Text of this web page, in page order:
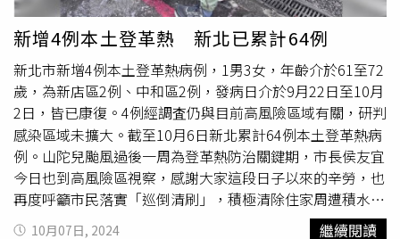
覺，診間加強詢問病患活動史與群聚史，並踴躍向本局領取
免費登革熱NS1快篩試劑，針對疑似登革熱患者輔助診斷，
以利衛生單位及時採取防治措施。
新增4例本土登革熱 新北已累計64例
新北市新增4例本土登革熱病例，1男3女，年齡介於61至72
歲，為新店區2例、中和區2例，發病日介於9月22日至10月
2日，皆已康復。4例經調査仍與目前高風險區域有關，研判
感染區域未擴大。截至10月6日新北累計64例本土登革熱病
例。山陀兒颱風過後一周為登革熱防治關鍵期，市長侯友宜
今日也到高風險區視察，感謝大家這段日子以來的辛勞，也
再度呼籲市民落實「巡倒清刷」，積極清除住家周遭積水容
器。近日衛生單位陸續查獲民眾戶外積水容器有孑孓，將依
10月07日, 2024 繼續閱讀